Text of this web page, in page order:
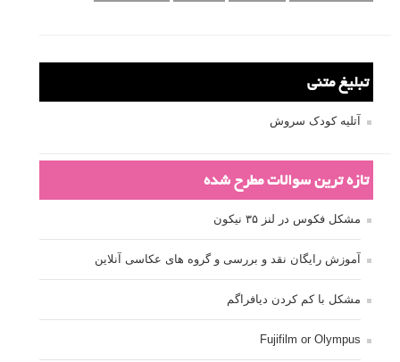
تبلیغ متنی
آتلیه کودک سروش
تازه ترین سوالات مطرح شده
مشکل فکوس در لنز ۳۵ نیکون
آموزش رایگان نقد و بررسی و گروه های عکاسی آنلاین
مشکل با کم کردن دیافراگم
Fujifilm or Olympus